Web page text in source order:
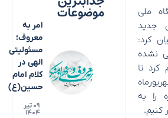
ملی
جدید
کرد:
نشده
کرد تا
را به
کنیم.
موضوعات
امر به
معروف؛
مسئولیتی
الهی در
کلام امام
حسین(ع)
۰۹ تیر
۱۴۰۴